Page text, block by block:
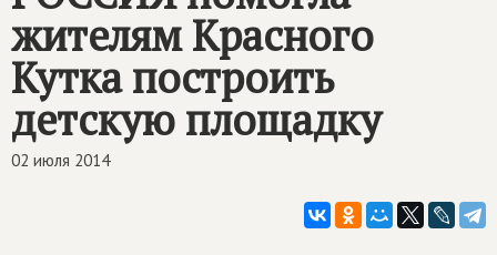
жителям Красного
Кутка построить
детскую площадку
02 июля 2014